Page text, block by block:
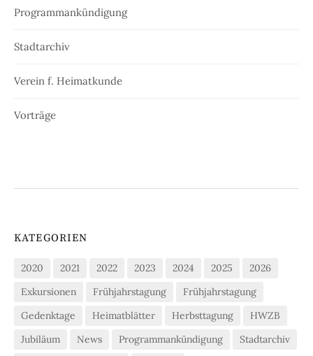
Programmankündigung
Stadtarchiv
Verein f. Heimatkunde
Vorträge
KATEGORIEN
2020 2021 2022 2023 2024 2025
2026
Exkursionen
Frühjahrstagung
Frühjahrstagung
Gedenktage
Heimatblätter Herbsttagung
HWZB
Jubiläum
News Programmankündigung
Stadtarchiv